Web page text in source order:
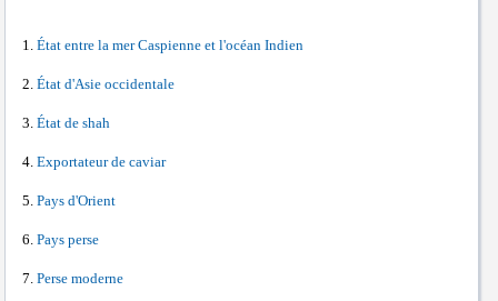
État entre la mer Caspienne et l'océan Indien
État d'Asie occidentale
État de shah
Exportateur de caviar
Pays d'Orient
Pays perse
Perse moderne